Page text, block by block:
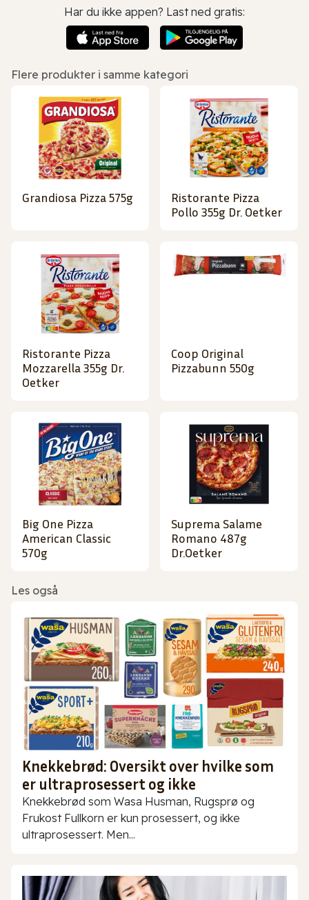
Har du ikke appen? Last ned gratis:
Flere produkter i samme kategori
Grandiosa Pizza 575g
Ristorante Pizza
Pollo 355g Dr. Oetker
Ristorante Pizza
Mozzarella 355g Dr.
Oetker
Coop Original
Pizzabunn 550g
Big One Pizza
American Classic
570g
Suprema Salame
Romano 487g
Dr.Oetker
Les også
Knekkebrød: Oversikt over hvilke som
er ultraprosessert og ikke
Knekkebrød som Wasa Husman, Rugsprø og
Frukost Fullkorn er kun prosessert, og ikke
ultraprosessert. Men...